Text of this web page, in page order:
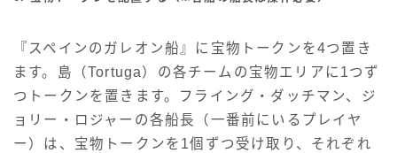
『スペインのガレオン船』に宝物トークンを4つ置き
ます。島（Tortuga）の各チームの宝物エリアに1つず
つトークンを置きます。フライング・ダッチマン、ジ
ョリー・ロジャーの各船長（一番前にいるプレイヤ
ー）は、宝物トークンを1個ずつ受け取り、それぞれ